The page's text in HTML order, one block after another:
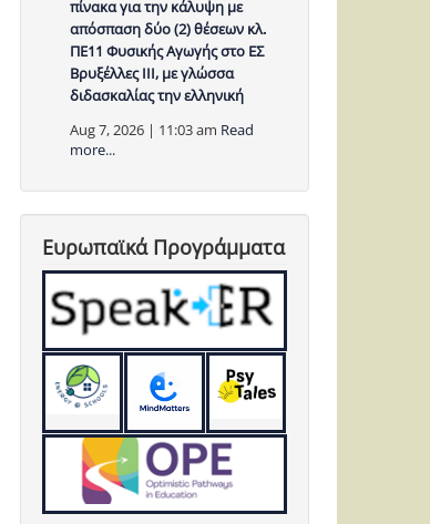
πίνακα για την κάλυψη με
απόσπαση δύο (2) θέσεων κλ.
ΠΕ11 Φυσικής Αγωγής στο ΕΣ
Βρυξέλλες ΙΙΙ, με γλώσσα
διδασκαλίας την ελληνική
Aug 7, 2026 | 11:03 am Read
more...
Ευρωπαϊκά Προγράμματα